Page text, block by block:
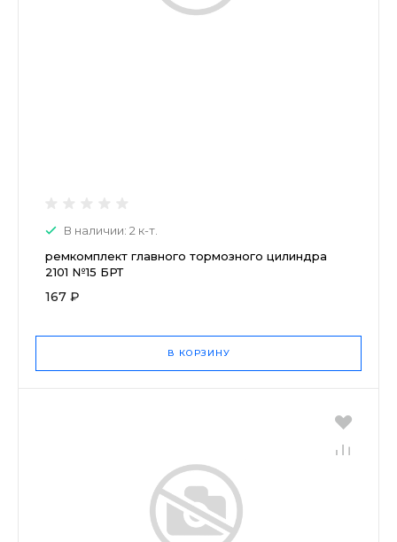
В наличии: 2 к-т.
ремкомплект главного тормозного цилиндра
2101 №15 БРТ
167 ₽
В КОРЗИНУ